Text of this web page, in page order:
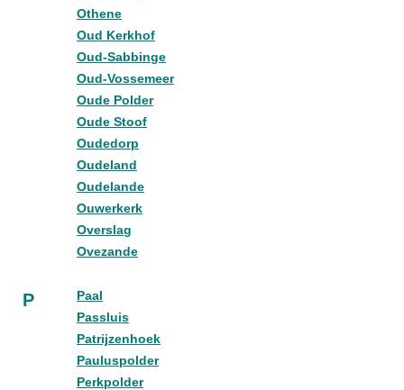
Othene
Oud Kerkhof
Oud-Sabbinge
Oud-Vossemeer
Oude Polder
Oude Stoof
Oudedorp
Oudeland
Oudelande
Ouwerkerk
Overslag
Ovezande
P
Paal
Passluis
Patrijzenhoek
Pauluspolder
Perkpolder